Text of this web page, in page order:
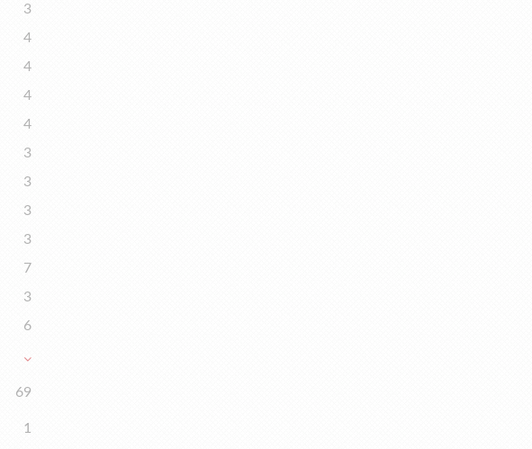
3
4
4
4
4
3
3
3
3
7
3
6
69
1